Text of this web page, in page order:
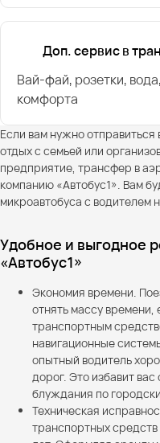
Доп. сервис в
Вай-фай, розетки,
комфорта
Если вам нужно отправиться
отдых с семьей или
предприятие, трансфер в
компанию «Автобус1». Вам
микроавтобуса с водителем
Удобное и выгодное
«Автобус1»
Экономия времени.
отнять массу времени,
транспортным
навигационные
опытный водитель
дорог. Это избавит
блуждания по
Техническая
транспортных средств